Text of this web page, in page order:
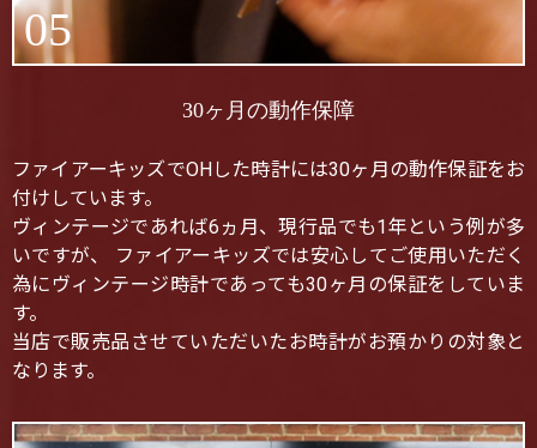
05
30ヶ月の動作保障
ファイアーキッズでOHした時計には30ヶ月の動作保証をお
付けしています。
ヴィンテージであれば6ヵ月、現行品でも1年という例が多
いですが、 ファイアーキッズでは安心してご使用いただく
為にヴィンテージ時計であっても30ヶ月の保証をしていま
す。
当店で販売品させていただいたお時計がお預かりの対象と
なります。